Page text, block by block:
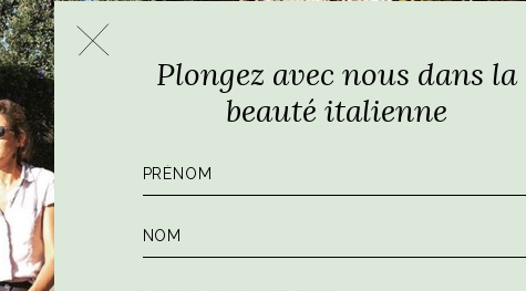
Plongez avec nous dans la
beauté italienne